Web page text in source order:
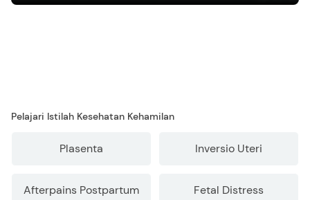
Pelajari Istilah Kesehatan Kehamilan
Plasenta Inversio Uteri
Afterpains Postpartum Fetal Distress